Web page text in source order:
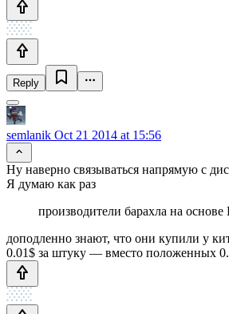
Reply
semlanik Oct 21 2014 at 15:56
Ну наверно связываться напрямую с
Я думаю как раз
производители барахла на основе
доподленно знают, что они купили у
0.01$ за штуку — вместо положенных